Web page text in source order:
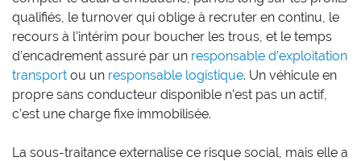
qualifiés, le turnover qui oblige à recruter en continu, le
recours à l’intérim pour boucher les trous, et le temps
d’encadrement assuré par un responsable d’exploitation
transport ou un responsable logistique. Un véhicule en
propre sans conducteur disponible n’est pas un actif,
c’est une charge fixe immobilisée.
La sous-traitance externalise ce risque social, mais elle a